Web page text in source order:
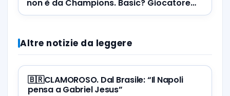
non è da Champions. Basic? Giocatore
medio. Povera Lazio con Sarri…”
Altre notizie da leggere
🇧🇷CLAMOROSO. Dal Brasile: “Il Napoli
pensa a Gabriel Jesus”